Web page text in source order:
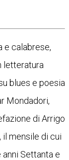
e calabrese,
letteratura
blues e poesia
Mondadori,
di Arrigo
il mensile di cui
Settanta e